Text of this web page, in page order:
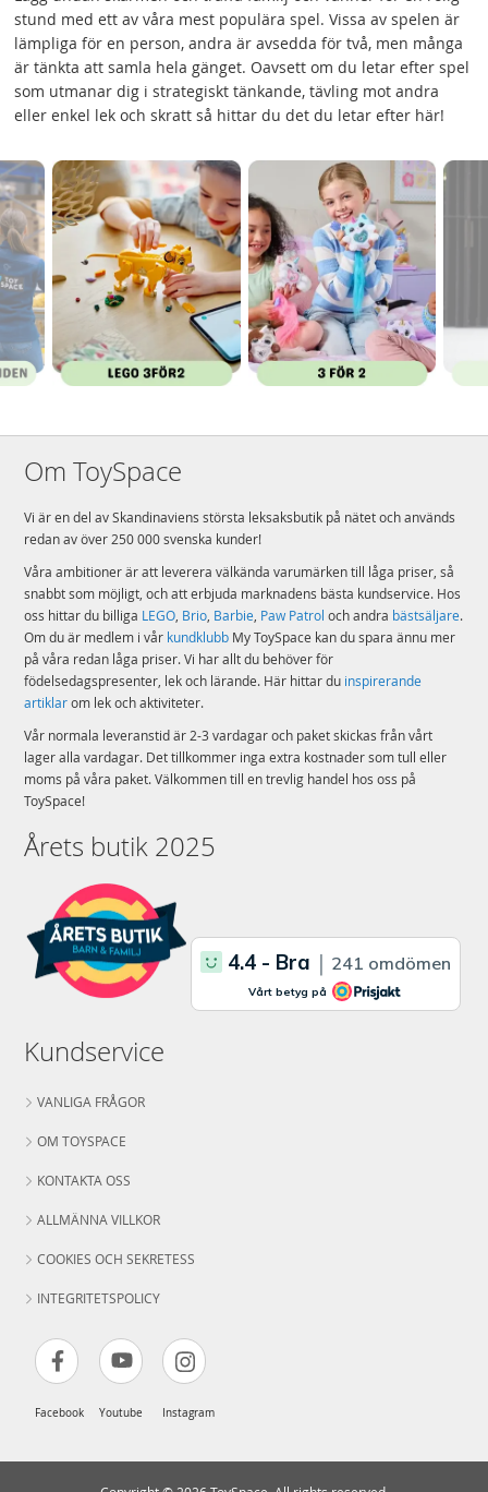
stund med ett av våra mest populära spel. Vissa av spelen är
lämpliga för en person, andra är avsedda för två, men många
är tänkta att samla hela gänget. Oavsett om du letar efter spel
som utmanar dig i strategiskt tänkande, tävling mot andra
eller enkel lek och skratt så hittar du det du letar efter här!
Om ToySpace
Vi är en del av Skandinaviens största leksaksbutik på nätet och används
redan av över 250 000 svenska kunder!
Våra ambitioner är att leverera välkända varumärken till låga priser, så
snabbt som möjligt, och att erbjuda marknadens bästa kundservice. Hos
oss hittar du billiga LEGO Brio Barbie Paw Patrol och andra bästsäljare.
Om du är medlem i vår kundklubb My ToySpace kan du spara ännu mer
på våra redan låga priser. Vi har allt du behöver för
födelsedagspresenter, lek och lärande. Här hittar du inspirerande
artiklarom lek och aktiviteter.
Vår normala leveranstid är 2-3 vardagar och paket skickas från vårt
lager alla vardagar. Det tillkommer inga extra kostnader som tull eller
moms på våra paket. Välkommen till en trevlig handel hos oss på
ToySpace!
Årets butik 2025
Kundservice
VANLIGA FRÅGOR
OM TOYSPACE
KONTAKTA OSS
ALLMÄNNA VILLKOR
COOKIES OCH SEKRETESS
INTEGRITETSPOLICY
Facebook Youtube Instagram